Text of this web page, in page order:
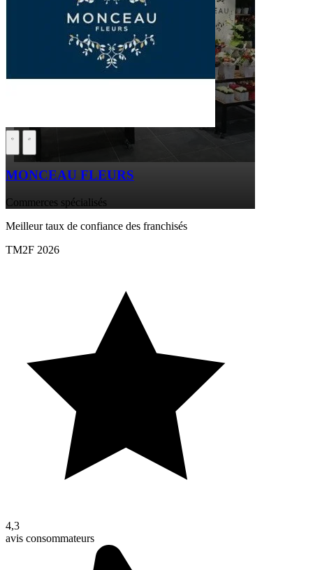
MONCEAU FLEURS
Commerces spécialisés
Meilleur taux de confiance des franchisés
TM2F 2026
4,3
avis consommateurs